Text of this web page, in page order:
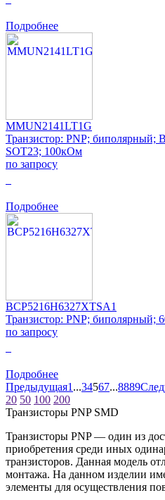
Подробнее
MMUN2141LT1G
Транзистор: PNP; биполярный;
SOT23; 100кОм
по запросу
Подробнее
BCP5216H6327XTSA1
Транзистор: PNP; биполярный;
по запросу
Подробнее
Предыдущая1 ...34567...8889
20 50 100 200
Транзисторы PNP SMD
Транзисторы PNP — один из
приобретения среди иных
транзисторов. Данная модель
монтажа. На данном изделии
элементы для осуществления